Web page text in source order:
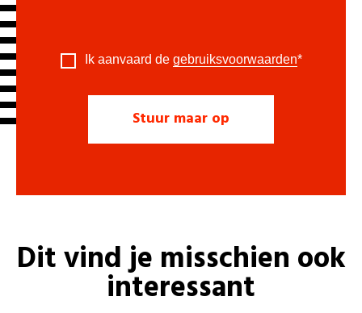
Ik aanvaard de gebruiksvoorwaarden*
Dit vind je misschien ook
interessant